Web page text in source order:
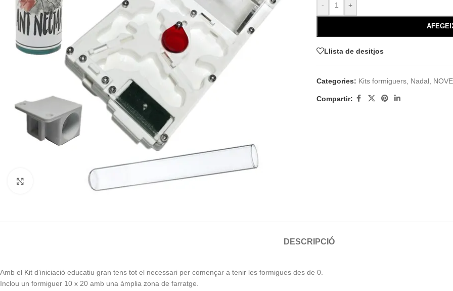
- +
Llista de desitjos
Categories: Kits formiguers, Nadal,
Compartir:
DESCRIPCIÓ
Amb el Kit d’iniciació educatiu gran tens tot el necessari per començar a tenir les formigues des de 0.
Inclou un formiguer 10 x 20 amb una àmplia zona de farratge.